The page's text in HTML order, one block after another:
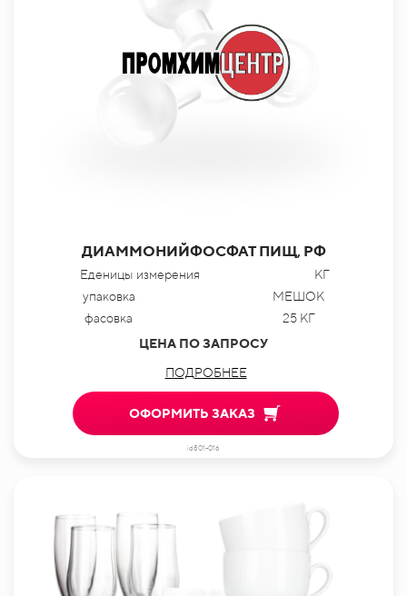
ДИАММОНИЙФОСФАТ ПИЩ, РФ
Еденицы измерения
КГ
упаковка
МЕШОК
фасовка
25 КГ
ЦЕНА ПО ЗАПРОСУ
ПОДРОБНЕЕ
ОФОРМИТЬ ЗАКАЗ
id801-016